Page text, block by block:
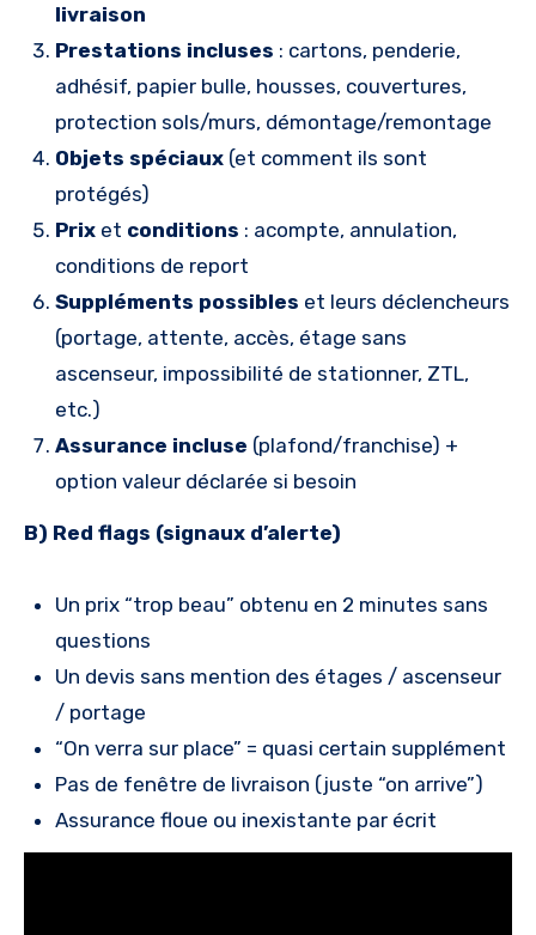
livraison
Prestations incluses : cartons, penderie,
adhésif, papier bulle, housses, couvertures,
protection sols/murs, démontage/remontage
Objets spéciaux(et comment ils sont
protégés)
Prixet conditions : acompte, annulation,
conditions de report
Suppléments possibles et leurs déclencheurs
(portage, attente, accès, étage sans
ascenseur, impossibilité de stationner, ZTL,
etc.)
Assurance incluse (plafond/franchise) +
option valeur déclarée si besoin
B) Red flags (signaux d’alerte)
Un prix “trop beau” obtenu en 2 minutes sans
questions
Un devis sans mention des étages / ascenseur
/ portage
“On verra sur place” = quasi certain supplément
Pas de fenêtre de livraison (juste “on arrive”)
Assurance floue ou inexistante par écrit